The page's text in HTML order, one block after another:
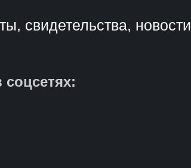
свидетельства, новости